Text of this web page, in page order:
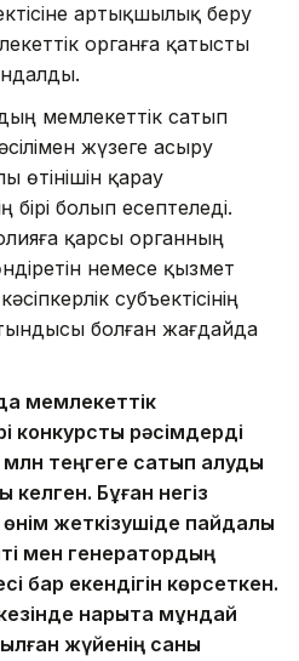
артықшылық беру
органға қатысты
мемлекеттік сатып
жүзеге асыру
өтінішін қарау
бірі болып есептеледі.
қарсы органның
немесе қызмет
субъектісінің
болған жағдайда
мемлекеттік
конкурстық рәсімдерді
млн теңгеге сатып алуды
Бұған негіз
өнім жеткізушіде пайдалы
мен генератордың
бар екендігін көрсеткен.
нарықта мұндай
жүйенің саны